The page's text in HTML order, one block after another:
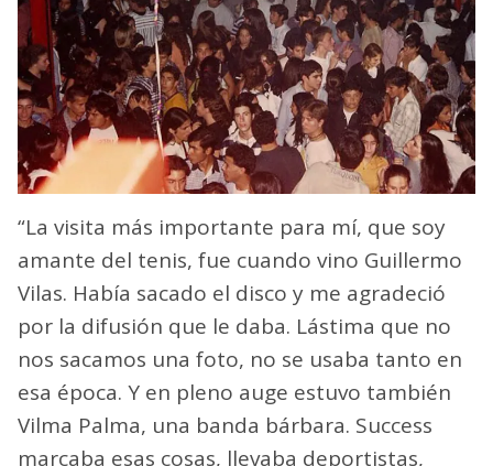
“La visita más importante para mí, que soy
amante del tenis, fue cuando vino Guillermo
Vilas. Había sacado el disco y me agradeció
por la difusión que le daba. Lástima que no
nos sacamos una foto, no se usaba tanto en
esa época. Y en pleno auge estuvo también
Vilma Palma, una banda bárbara. Success
marcaba esas cosas, llevaba deportistas,